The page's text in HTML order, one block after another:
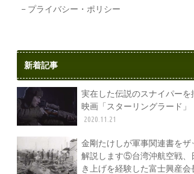
プライバシー・ポリシー
新着記事
実在した伝説のスナイパーを
映画「スターリングラード」
2020.11.21
金剛たけしが軍事関連書をザ
解説します⑤台湾沖航空戦、
き上げを経験した富士興産会